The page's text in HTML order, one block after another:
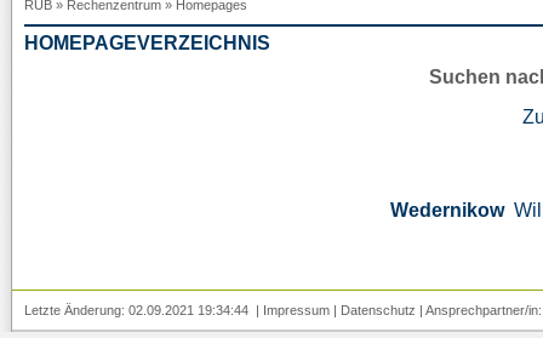
RUB » Rechenzentrum » Homepages
HOMEPAGEVERZEICHNIS
Suchen
Wedernikow
Letzte Änderung: 02.09.2021 19:34:44 | Impressum | Datenschutz | Ansprechpartner/